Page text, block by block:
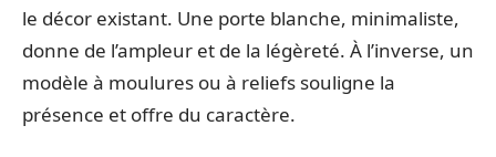
le décor existant. Une porte blanche, minimaliste,
donne de l’ampleur et de la légèreté. À l’inverse, un
modèle à moulures ou à reliefs souligne la
présence et offre du caractère.